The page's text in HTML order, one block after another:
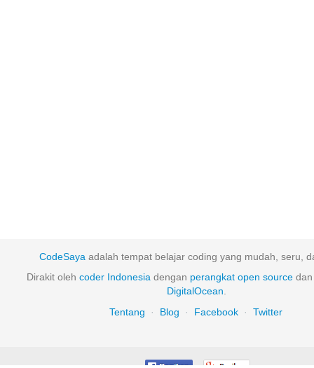
CodeSaya adalah tempat belajar coding yang mudah, seru,
Dirakit oleh coder Indonesia dengan perangkat open source
DigitalOcean
Tentang
· Blog · Facebook · Twitter